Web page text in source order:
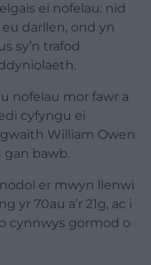
ei nofelau: nid
darllen, ond yn
sy’n trafod
nofelau mor fawr a
cyfyngu ei
William Owen
gan bawb.
er mwyn llenwi
yr 70au a’r 21g, ac i
cynnwys gormod o